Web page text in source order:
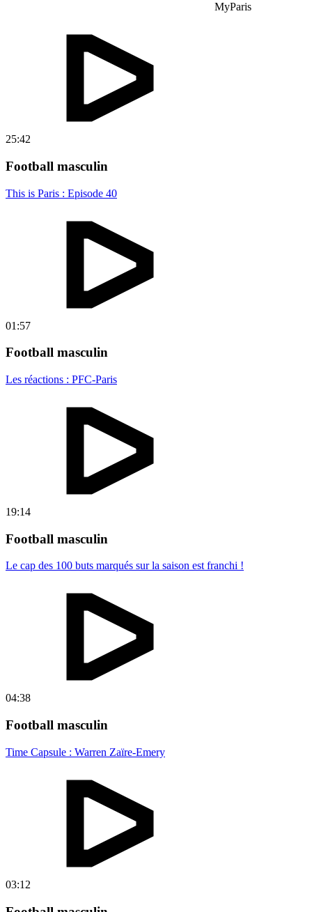
MyParis
25:42
Football masculin
This is Paris : Episode 40
01:57
Football masculin
Les réactions : PFC-Paris
19:14
Football masculin
Le cap des 100 buts marqués sur la saison est franchi !
04:38
Football masculin
Time Capsule : Warren Zaïre-Emery
03:12